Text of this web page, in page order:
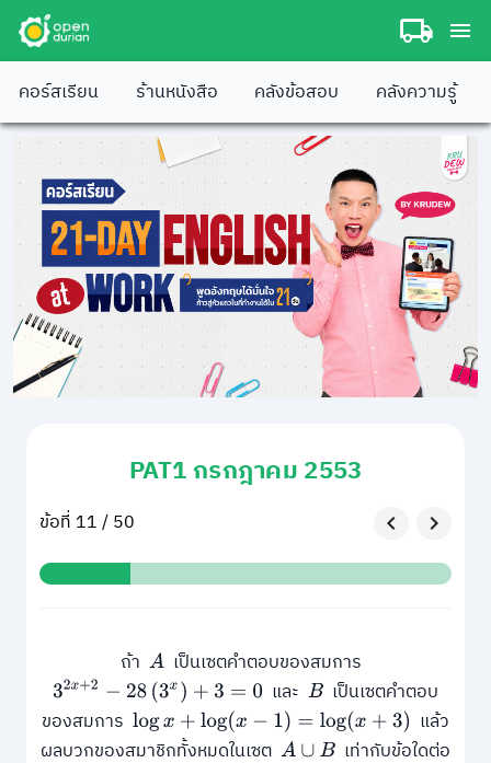
คอร์สเรียน ร้านหนังสือ คลังข้อสอบ คลังความรู้
PAT1 กรกฎาคม 2553
ข้อที่ 11 / 50
ถ้า A เป็นเซตคำตอบของสมการ
32x+2 −28(3x)+3 =0 และ B เป็นเซตคำตอบ
ของสมการ logx+ log(x−1)= log (x+3)
แล้ว
ผลบวกของสมาชิกทั้งหมดในเซต A∪B
เท่ากับข้อใดต่อ